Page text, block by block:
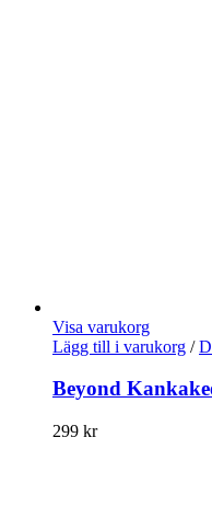
Visa varukorg
Lägg till i varukorg /
Beyond
299 kr